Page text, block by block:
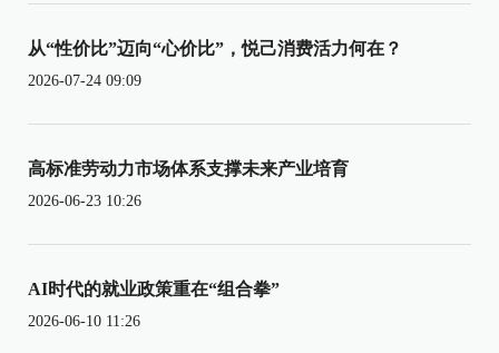
从“性价比”迈向“心价比”，悦己消费活力何在？
2026-07-24 09:09
高标准劳动力市场体系支撑未来产业培育
2026-06-23 10:26
AI时代的就业政策重在“组合拳”
2026-06-10 11:26